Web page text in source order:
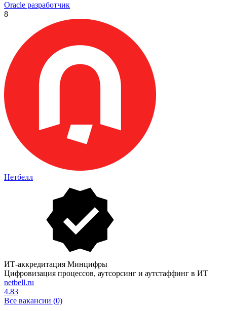
Oracle разработчик
8
Нетбелл
ИТ-аккредитация Минцифры
Цифровизация процессов, аутсорсинг и аутстаффинг в ИТ
netbell.ru
4.83
Все вакансии (0)